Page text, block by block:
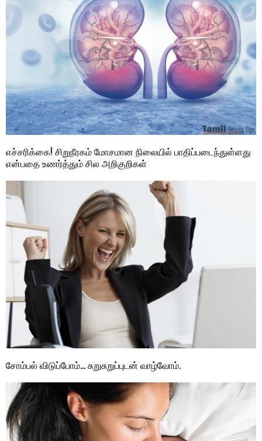
எச்சரிக்கை! சிறுநீரகம் மோசமான நிலையில் பாதிப்படைந்துள்ளது
என்பதை உணர்த்தும் சில அறிகுறிகள்
சோம்பல் விடுப்போம்… சுறுசுறுப்புடன் வாழ்வோம்.